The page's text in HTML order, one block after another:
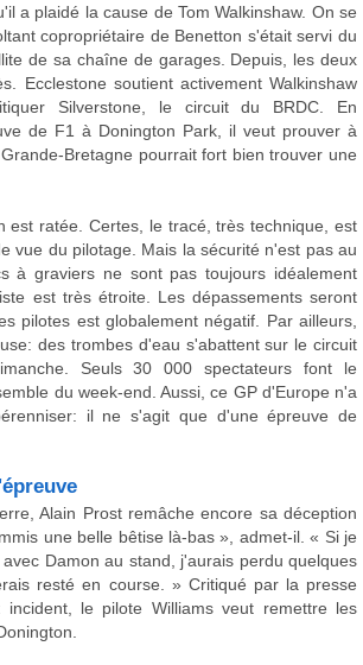
a plaidé la cause de Tom Walkinshaw. On se
copropriétaire de Benetton s'était servi du
de sa chaîne de garages. Depuis, les deux
Ecclestone soutient activement Walkinshaw
Silverstone, le circuit du BRDC. En
de F1 à Donington Park, il veut prouver à
Bretagne pourrait fort bien trouver une
est ratée. Certes, le tracé, très technique, est
vue du pilotage. Mais la sécurité n'est pas au
à graviers ne sont pas toujours idéalement
est très étroite. Les dépassements seront
pilotes est globalement négatif. Par ailleurs,
des trombes d'eau s'abattent sur le circuit
Seuls 30 000 spectateurs font le
du week-end. Aussi, ce GP d'Europe n'a
il ne s'agit que d'une épreuve de
Alain Prost remâche encore sa déception
une belle bêtise là-bas », admet-il. « Si je
Damon au stand, j'aurais perdu quelques
resté en course. » Critiqué par la presse
le pilote Williams veut remettre les